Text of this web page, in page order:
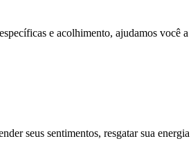
e acolhimento, ajudamos
seus sentimentos, resgatar sua